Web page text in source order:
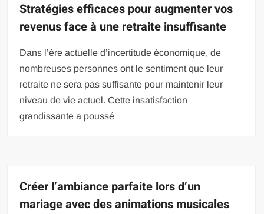
Stratégies efficaces pour augmenter vos
revenus face à une retraite insuffisante
Dans l’ère actuelle d’incertitude économique, de
nombreuses personnes ont le sentiment que leur
retraite ne sera pas suffisante pour maintenir leur
niveau de vie actuel. Cette insatisfaction
grandissante a poussé
Créer l’ambiance parfaite lors d’un
mariage avec des animations musicales